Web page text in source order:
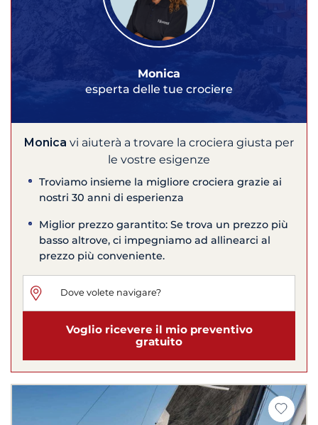
Monica
esperta delle tue crociere
Monica vi aiuterà a trovare la crociera giusta per
le vostre esigenze
Troviamo insieme la migliore crociera grazie ai
nostri 30 anni di esperienza
Miglior prezzo garantito: Se trova un prezzo più
basso altrove, ci impegniamo ad allinearci al
prezzo più conveniente.
Voglio ricevere il mio preventivo
gratuito